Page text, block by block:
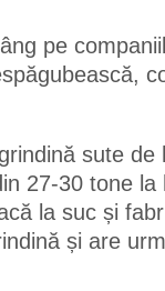
pe
sute de
27-30 tone
la suc și
și are